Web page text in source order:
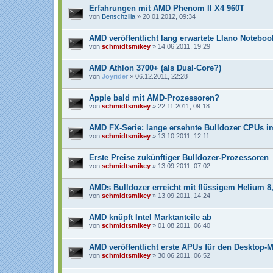
Erfahrungen mit AMD Phenom II X4 960T
von Benschzilla » 20.01.2012, 09:34
AMD veröffentlicht lang erwartete Llano
von schmidtsmikey » 14.06.2011, 19:29
AMD Athlon 3700+ (als Dual-Core?)
von Joyrider » 06.12.2011, 22:28
Apple bald mit AMD-Prozessoren?
von schmidtsmikey » 22.11.2011, 09:18
AMD FX-Serie: lange ersehnte Bulldozer CPUs
von schmidtsmikey » 13.10.2011, 12:11
Erste Preise zukünftiger Bulldozer-Prozessoren
von schmidtsmikey » 13.09.2011, 07:02
AMDs Bulldozer erreicht mit flüssigem Helium
von schmidtsmikey » 13.09.2011, 14:24
AMD knüpft Intel Marktanteile ab
von schmidtsmikey » 01.08.2011, 06:40
AMD veröffentlicht erste APUs für den Desktop-
von schmidtsmikey » 30.06.2011, 06:52